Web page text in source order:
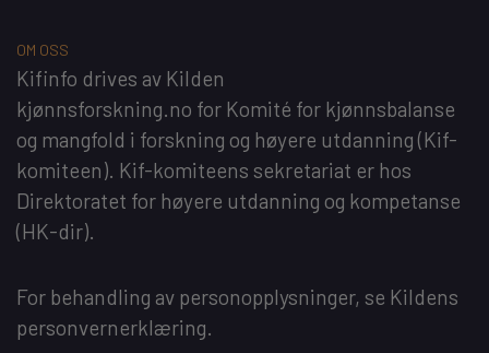
OM OSS
Kifinfo drives av Kilden
kjønnsforskning.no for Komité for kjønnsbalanse
og mangfold i forskning og høyere utdanning(Kif-
komiteen). Kif-komiteens sekretariat er hos
Direktoratet for høyere utdanning og kompetanse
(HK-dir)
For behandling av personopplysninger, se Kildens
personvernerklæring